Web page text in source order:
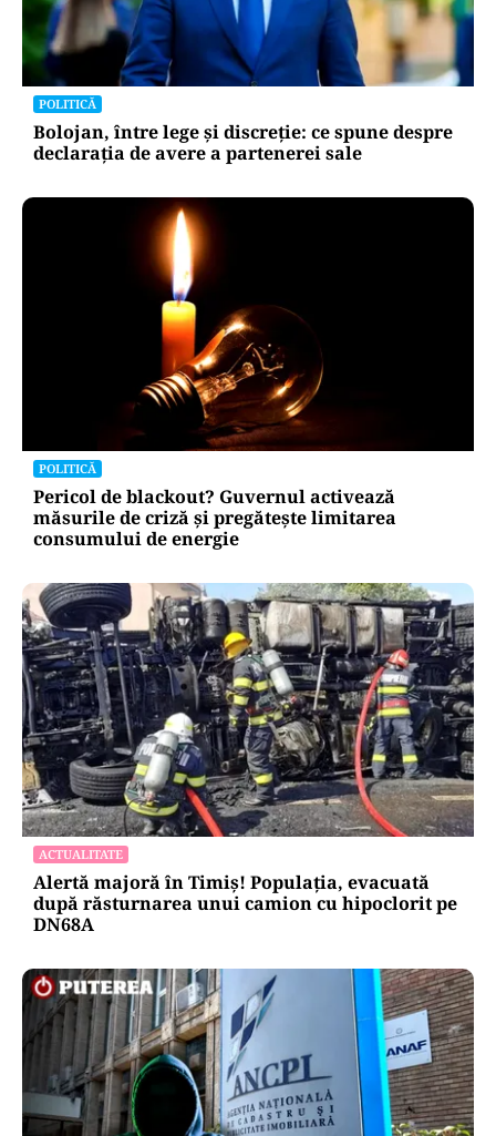
POLITICĂ
Bolojan, între lege și discreție: ce spune despre
declarația de avere a partenerei sale
POLITICĂ
Pericol de blackout? Guvernul activează
măsurile de criză și pregătește limitarea
consumului de energie
ACTUALITATE
Alertă majoră în Timiș! Populația, evacuată
după răsturnarea unui camion cu hipoclorit pe
DN68A